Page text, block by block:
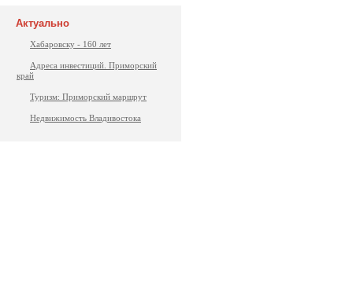
Актуально
Хабаровску - 160 лет
Адреса инвестиций. Приморский
край
Туризм: Приморский маршрут
Недвижимость Владивостока